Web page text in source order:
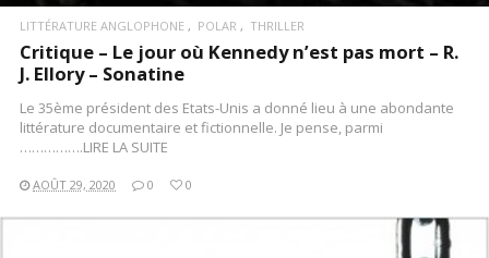
LITTÉRATURE ANGLOPHONE POLAR THRILLER
Critique – Le jour où Kennedy n’est pas mort – R.
J. Ellory – Sonatine
Le 35ème président des Etats-Unis a donné lieu à une abondante
littérature documentaire et fictionnelle. Je pense, parmi
…………….LIRE LA SUITE
AOÛT 29, 2020 0 0